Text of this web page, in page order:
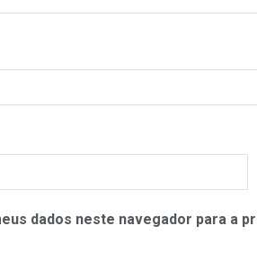
dados neste navegador para a